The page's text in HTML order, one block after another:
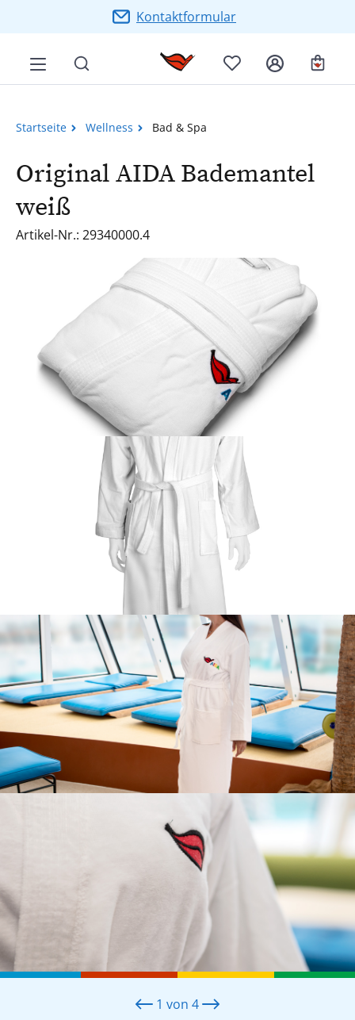
Zum Hauptinhalt springenKontaktformular
Startseite Wellness Bad & Spa
Original AIDA Bademantel
weiß
Artikel-Nr.: 29340000.4
Bildergalerie überspringen
1 von 4